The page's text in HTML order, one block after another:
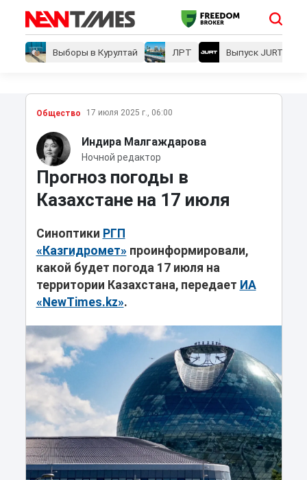
Выборы в Курултай ЛРТ Выпуск JURT
Общество 17 июля 2025 г., 06:00
Индира Малгаждарова
Ночной редактор
Прогноз погоды в
Казахстане на 17 июля
Синоптики РГП
«Казгидромет» проинформировали,
какой будет погода 17 июля на
территории Казахстана, передает ИА
«NewTimes.kz».